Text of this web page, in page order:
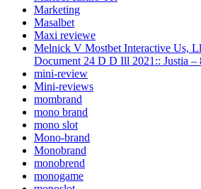
Marketing
Masalbet
Maxi reviewe
Melnick V Mostbet Interactive Us,
Document 24 D D Ill 2021:: Justia –
mini-review
Mini-reviews
mombrand
mono brand
mono slot
Mono-brand
Monobrand
monobrend
monogame